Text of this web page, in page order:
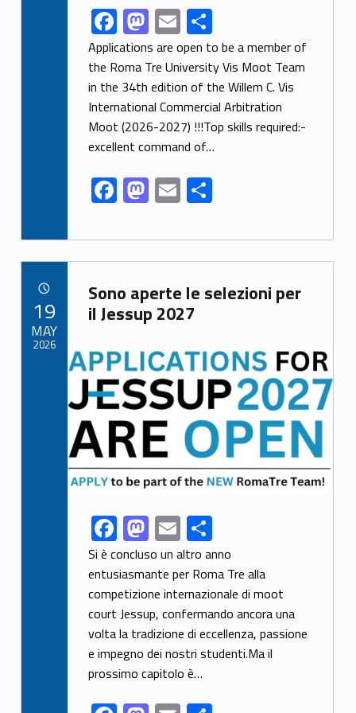
Link identifier share facebook archive #share-link-archive-99711F
ac
e
b
o
o
k
M
as
to
d
o
n
E
m
ai
l
S
h
ar
e
Applications are open to be a member of
the Roma Tre University Vis Moot Team
in the 34th edition of the Willem C. Vis
International Commercial Arbitration
Moot (2026-2027) !!!Top skills required:-
excellent command of…
F
ac
e
b
o
o
k
M
as
to
d
o
n
E
m
ai
l
S
ar
e
Link identifier archive #link-archive-50165
Sono aperte le selezioni per
il Jessup 2027
Link identifier archive #link-archive-thumb-soap-83879
Link identifier share facebook archive #share-link-archive-37825F
ac
e
b
o
o
k
M
as
to
d
o
n
E
m
ai
l
S
h
ar
e
Si è concluso un altro anno
entusiasmante per Roma Tre alla
competizione internazionale di moot
court Jessup, confermando ancora una
volta la tradizione di eccellenza, passione
e impegno dei nostri studenti.Ma il
prossimo capitolo è…
19
MAY
2026